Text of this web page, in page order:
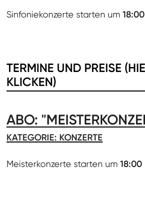
Sinfoniekonzerte starten um
TERMINE UND PREISE
KLICKEN)
ABO:
KATEGORIE: KONZERTE
Meisterkonzerte starten um 18:00